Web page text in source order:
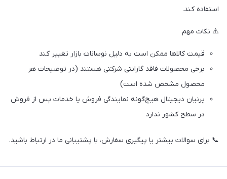
استفاده کند.
⚠️ نکات مهم
قیمت کالاها ممکن است به دلیل نوسانات بازار تغییر کند
برخی محصولات فاقد گارانتی شرکتی هستند (در توضیحات هر
محصول مشخص شده است)
پرنیان دیجیتال هیچ‌گونه نمایندگی فروش یا خدمات پس از فروش
در سطح کشور ندارد
📞 برای سوالات بیشتر یا پیگیری سفارش، با پشتیبانی ما در ارتباط باشید.